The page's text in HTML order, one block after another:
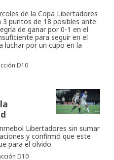
de la Copa Libertadores
puntos de 18 posibles ante
de ganar por 0-1 en el
para seguir en el
luchar por un cupo en la
D10
Libertadores sin sumar
y confirmó que este
para el olvido.
D10